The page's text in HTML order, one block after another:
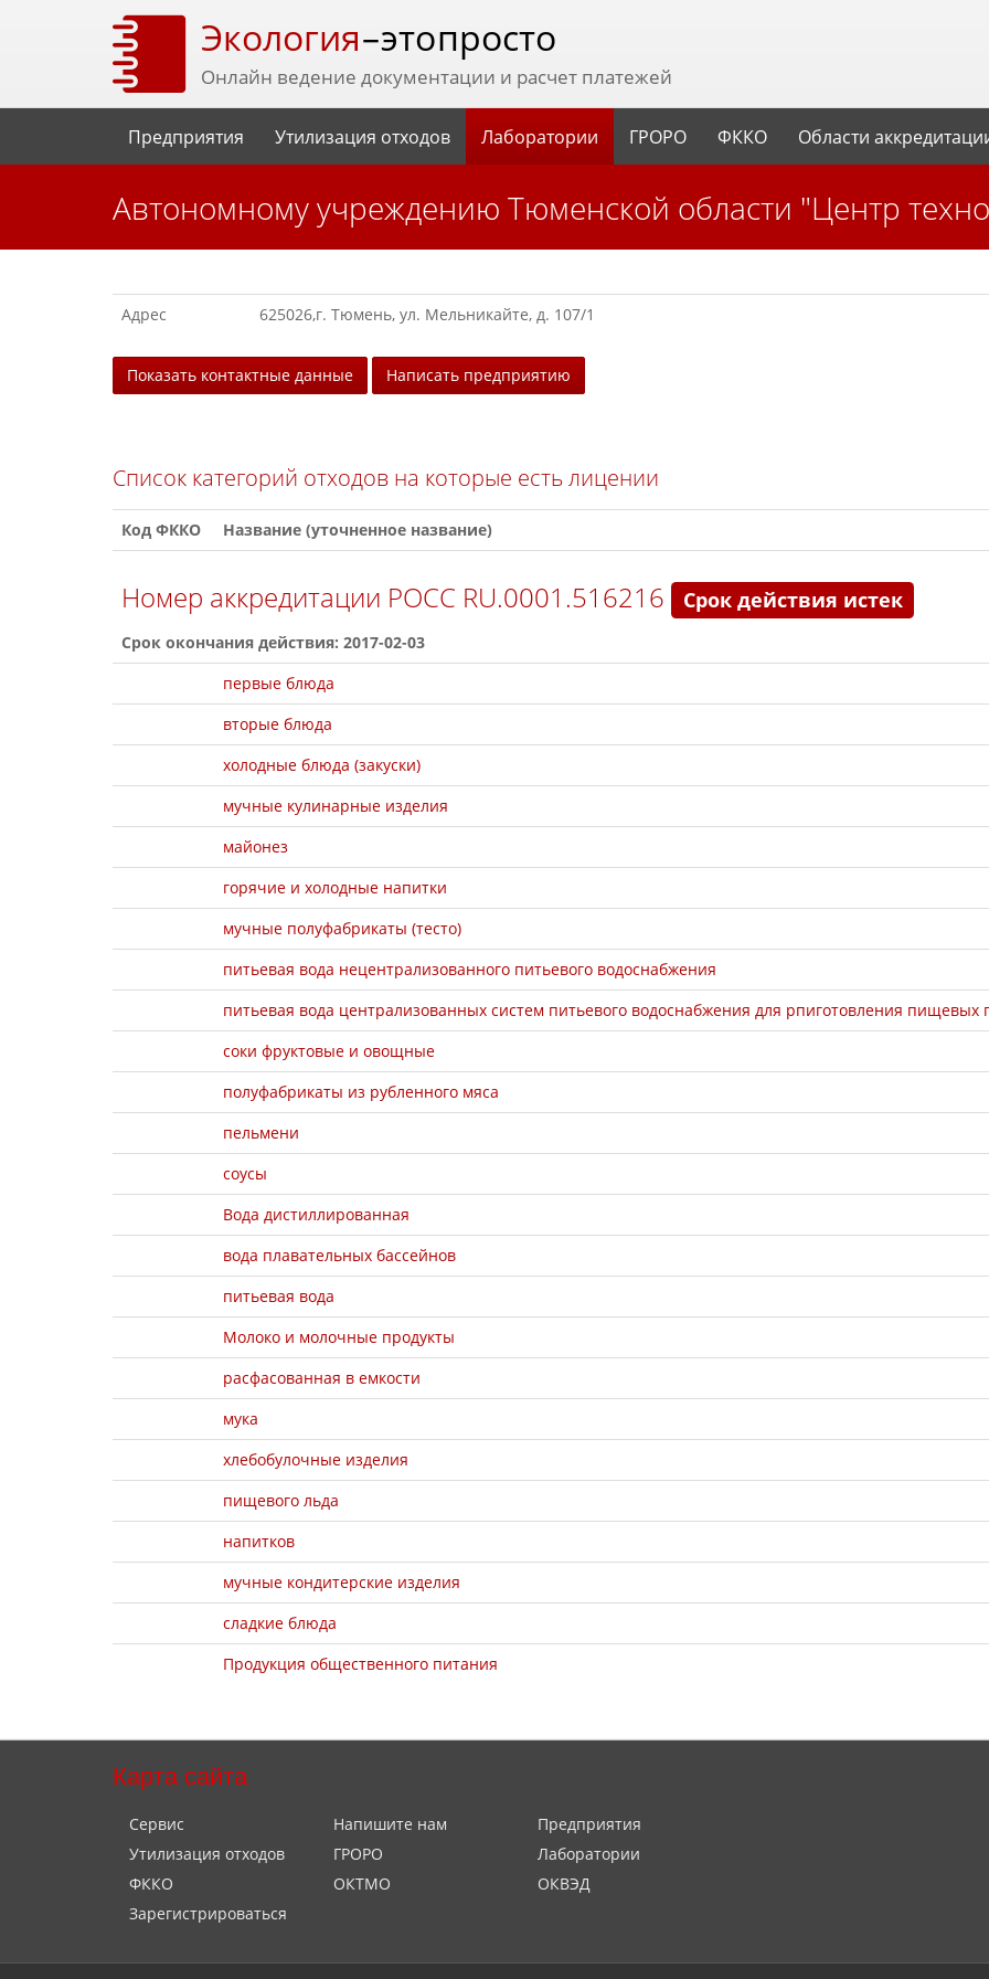
Экология– это просто
Онлайн ведение документации и расчет платежей
Предприятия Утилизация отходов Лаборатории ГРОРО ФККО Области
Автономному учреждению Тюменской области "Центр
Адрес 625026,г. Тюмень, ул. Мельникайте, д. 107/1
Показать контактные данные Написать предприятию
Список категорий отходов на которые есть лицении
Код ФККО Название (уточненное название)
Номер аккредитации РОСС RU.0001.516216 Срок действия истек
Срок окончания действия: 2017-02-03
первые блюда
вторые блюда
холодные блюда (закуски)
мучные кулинарные изделия
майонез
горячие и холодные напитки
мучные полуфабрикаты (тесто)
питьевая вода нецентрализованного питьевого водоснабжения
питьевая вода централизованных систем питьевого водоснабжения для рпиготовления пищевых
соки фруктовые и овощные
полуфабрикаты из рубленного мяса
пельмени
соусы
Вода дистиллированная
вода плавательных бассейнов
питьевая вода
Молоко и молочные продукты
расфасованная в емкости
мука
хлебобулочные изделия
пищевого льда
напитков
мучные кондитерские изделия
сладкие блюда
Продукция общественного питания
Карта сайта
Сервис Напишите нам
Предприятия
Утилизация отходов
ГРОРО
Лаборатории
ФККО
ОКТМО
ОКВЭД
Зарегистрироваться